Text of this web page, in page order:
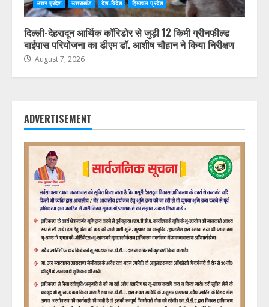
उत्तर प्रदेश उत्तराखंड देश-विदेश हिमाचल प्रदेश
दिल्ली-देहरादून आर्थिक कॉरिडोर से जुड़ी 12 किमी ग्रीनफील्ड
बाईपास परियोजना का डीएम डॉ. आशीष चौहान ने किया निरीक्षण
August 7, 2026
ADVERTISEMENT